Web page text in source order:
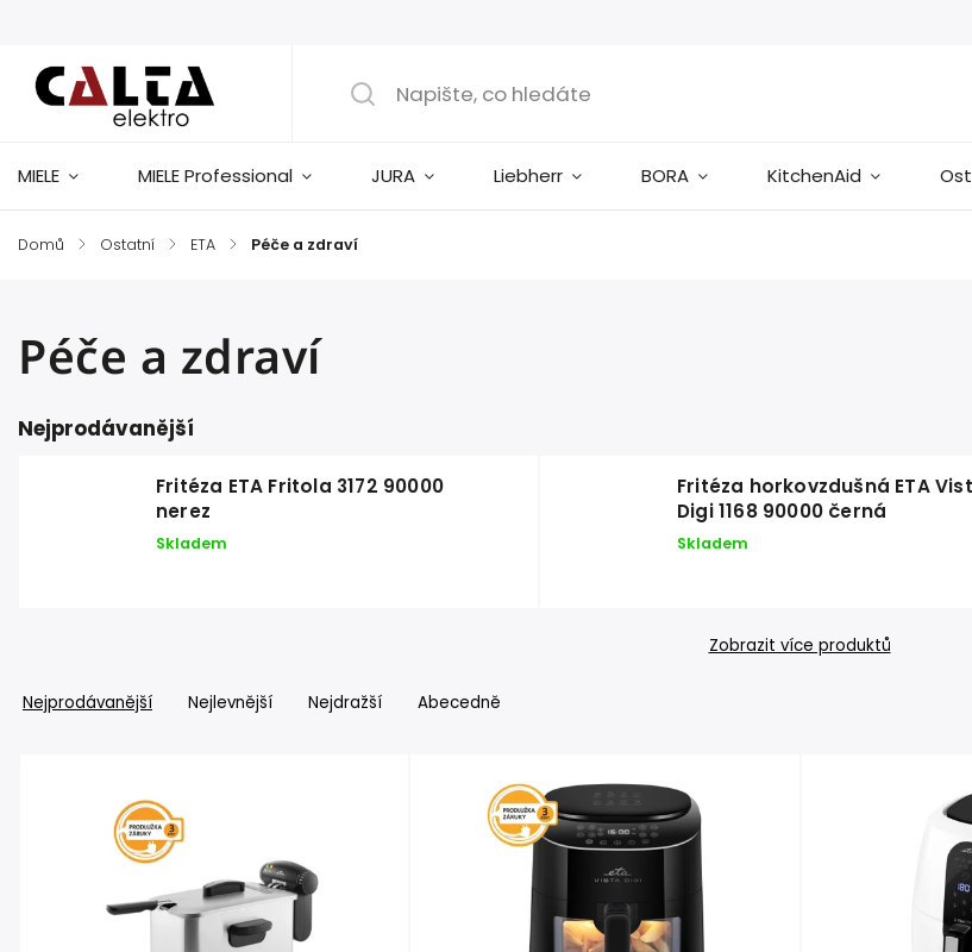
MIELE MIELE Professional JURA Liebherr BORA KitchenAid
Domů / Ostatní / ETA / Péče a zdraví
Péče a zdraví
Nejprodávanější
Fritéza ETA Fritola 3172 90000
nerez
Skladem
Fritéza horkovzdušná ETA
Digi 1168 90000 černá
Skladem
Zobrazit více produktů
Nejprodávanější Nejlevnější Nejdražší Abecedně